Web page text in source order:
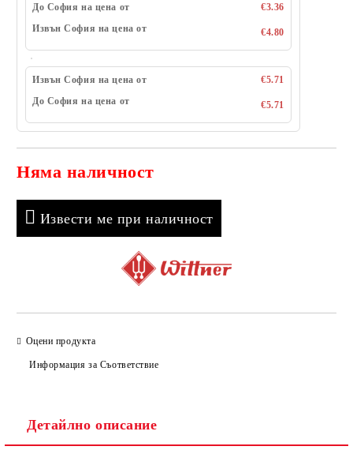
До София на цена от
€3.36
Извън София на цена от
€4.80
Извън София на цена от
€5.71
До София на цена от
€5.71
Няма наличност
Извести ме при наличност
Оцени продукта
Информация за Съответствие
Детайлно описание